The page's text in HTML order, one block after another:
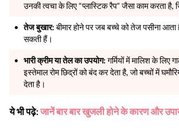
उनकी त्वचा के लिए “प्लास्टिक रैप” जैसा काम करता है,
तेज बुखार: बीमार होने पर जब बच्चे को तेज पसीना आता
सकती हैं।
भारी क्रीम या तेल का उपयोग: गर्मियों में मालिश के लिए
इस्तेमाल रोम छिद्रों को बंद कर देता है, जो बच्चों में
देता है।
ये भी पढ़े:जानें बार बार खुजली होने के कारण और